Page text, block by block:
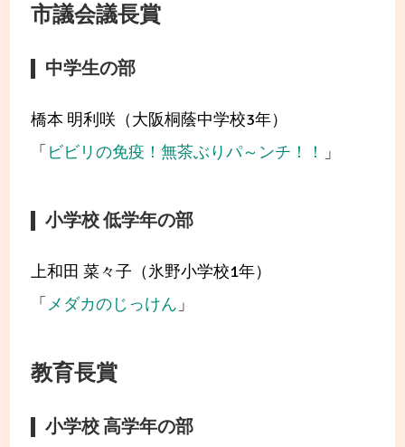
市議会議長賞
中学生の部
橋本 明利咲（大阪桐蔭中学校3年）
「 ビビリの免疫！無茶ぶりパ～ンチ！！ 」
小学校 低学年の部
上和田 菜々子（氷野小学校1年）
「 メダカのじっけん 」
教育長賞
小学校 高学年の部